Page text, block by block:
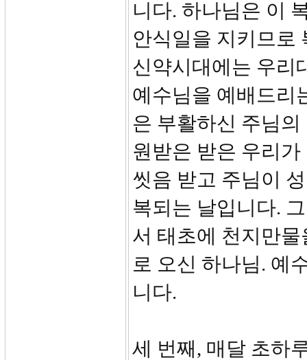
니다. 하나님은 이
안식일을 지키므로
신약시대에는 우리
예수님을 예배드리
은 부활하신 주님
원받은 받은 우리
씻음 받고 주님이
복되는 날입니다.
서 태초에 천지만
로 오신 하나님. 예
니다.
세 번째, 매달 초하